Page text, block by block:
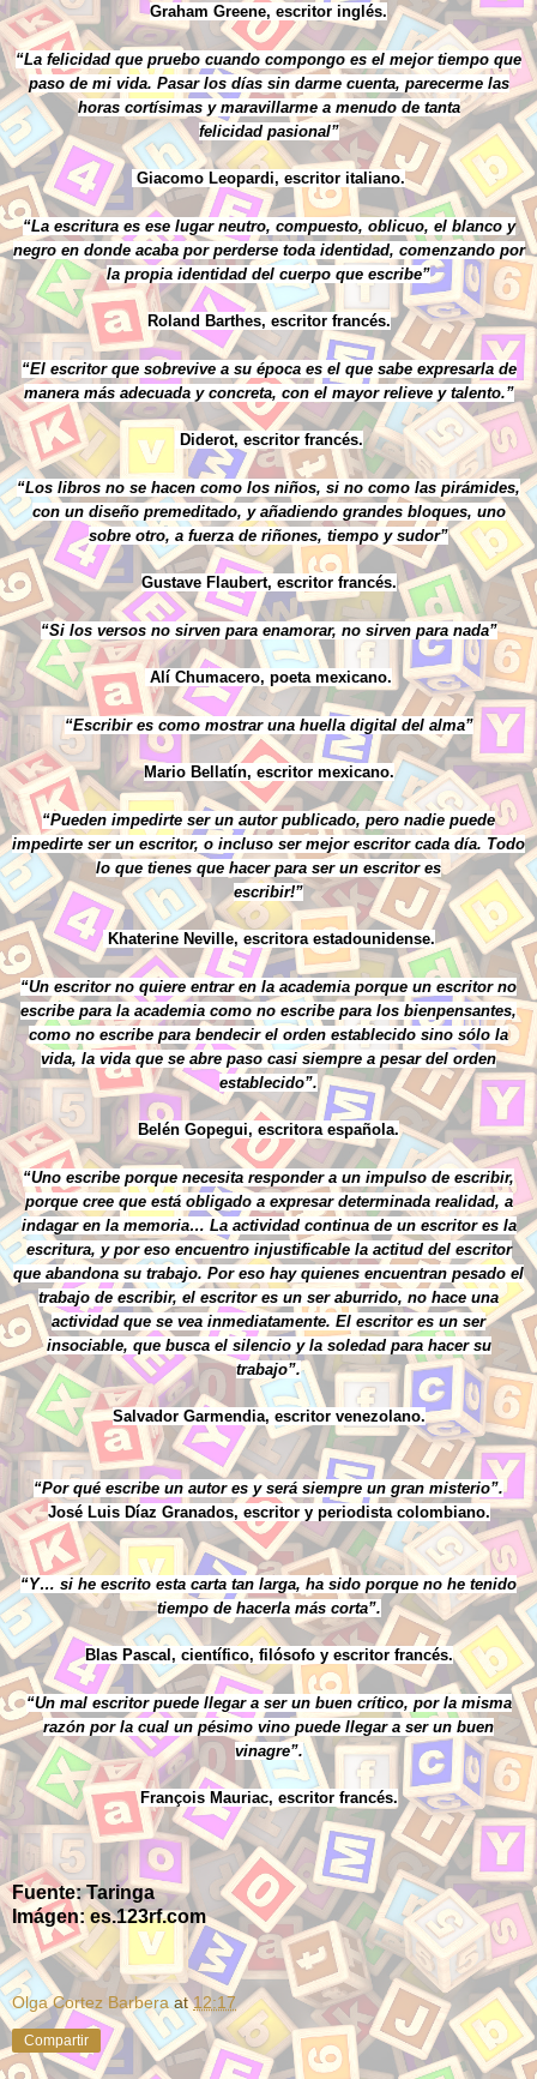
Graham Greene, escritor inglés.
“La felicidad que pruebo cuando compongo es el mejor tiempo que
paso de mi vida. Pasar los días sin darme cuenta, parecerme las
horas cortísimas y maravillarme a menudo de tanta
felicidad pasional”
Giacomo Leopardi, escritor italiano.
“La escritura es ese lugar neutro, compuesto, oblicuo, el blanco y
negro en donde acaba por perderse toda identidad, comenzando por
la propia identidad del cuerpo que escribe”
Roland Barthes, escritor francés.
“El escritor que sobrevive a su época es el que sabe expresarla de
manera más adecuada y concreta, con el mayor relieve y talento.”
Diderot, escritor francés.
“Los libros no se hacen como los niños, si no como las pirámides,
con un diseño premeditado, y añadiendo grandes bloques, uno
sobre otro, a fuerza de riñones, tiempo y sudor”
Gustave Flaubert, escritor francés.
“Si los versos no sirven para enamorar, no sirven para nada”
Alí Chumacero, poeta mexicano.
“Escribir es como mostrar una huella digital del alma”
Mario Bellatín, escritor mexicano.
“Pueden impedirte ser un autor publicado, pero nadie puede
impedirte ser un escritor, o incluso ser mejor escritor cada día. Todo
lo que tienes que hacer para ser un escritor es
escribir!”
Khaterine Neville, escritora estadounidense.
“Un escritor no quiere entrar en la academia porque un escritor no
escribe para la academia como no escribe para los bienpensantes,
como no escribe para bendecir el orden establecido sino sólo la
vida, la vida que se abre paso casi siempre a pesar del orden
establecido”.
Belén Gopegui, escritora española.
“Uno escribe porque necesita responder a un impulso de escribir,
porque cree que está obligado a expresar determinada realidad, a
indagar en la memoria… La actividad continua de un escritor es la
escritura, y por eso encuentro injustificable la actitud del escritor
que abandona su trabajo. Por eso hay quienes encuentran pesado el
trabajo de escribir, el escritor es un ser aburrido, no hace una
actividad que se vea inmediatamente. El escritor es un ser
insociable, que busca el silencio y la soledad para hacer su
trabajo”.
Salvador Garmendia, escritor venezolano.
“Por qué escribe un autor es y será siempre un gran misterio”.
José Luis Díaz Granados, escritor y periodista colombiano.
“Y… si he escrito esta carta tan larga, ha sido porque no he tenido
tiempo de hacerla más corta”.
Blas Pascal, científico, filósofo y escritor francés.
“Un mal escritor puede llegar a ser un buen crítico, por la misma
razón por la cual un pésimo vino puede llegar a ser un buen
vinagre”.
François Mauriac, escritor francés.
Fuente: Taringa
Imágen: es.123rf.com
Olga Cortez Barbera at12:17
Compartir